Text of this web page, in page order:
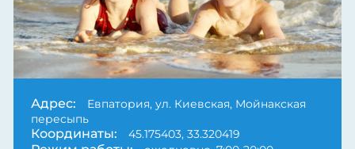
Адрес:
Евпатория, ул. Киевская, Мойнакская
пересыпь
Координаты: 45.175403, 33.320419